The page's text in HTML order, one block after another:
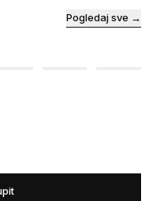
Pogledaj sve →